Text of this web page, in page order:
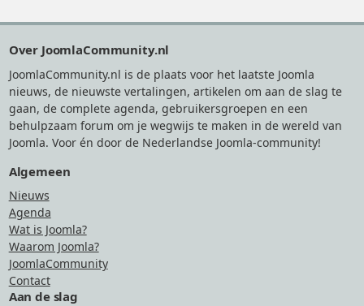
Over JoomlaCommunity.nl
JoomlaCommunity.nl is de plaats voor het laatste Joomla
nieuws, de nieuwste vertalingen, artikelen om aan de slag te
gaan, de complete agenda, gebruikersgroepen en een
behulpzaam forum om je wegwijs te maken in de wereld van
Joomla. Voor én door de Nederlandse Joomla-community!
Algemeen
Nieuws
Agenda
Wat is Joomla?
Waarom Joomla?
JoomlaCommunity
Contact
Aan de slag